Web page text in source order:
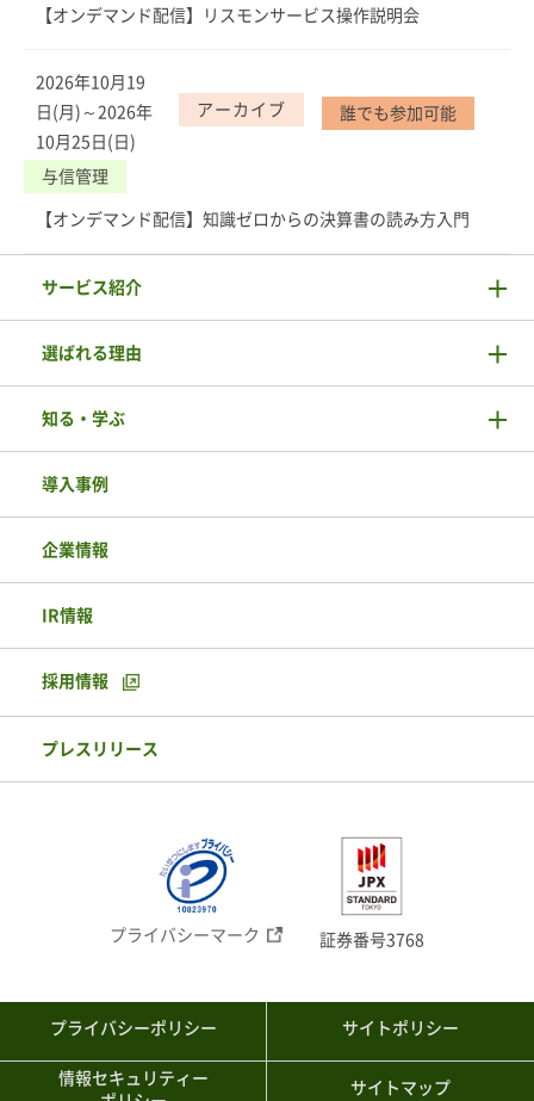
【オンデマンド配信】リスモンサービス操作説明会
2026年10月19
日(月)～2026年
10月25日(日)
アーカイブ 誰でも参加可能
与信管理
【オンデマンド配信】知識ゼロからの決算書の読み方入門
サービス紹介
選ばれる理由
知る・学ぶ
導入事例
企業情報
IR情報
採用情報
プレスリリース
プライバシーマーク 証券番号3768
プライバシーポリシー
情報セキュリティー
サイトポリシー
サイトマップ